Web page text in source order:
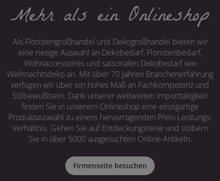
Mehr als ein Onlineshop
Als Floristengroßhandel und Dekogroßhandel bieten wir
eine riesige Auswahl an Dekobedarf, Floristenbedarf,
Wohnaccessoires und saisonalen Dekobedarf wie
Weihnachtsdeko an. Mit über 70 Jahren Branchenerfahrung
verfügen wir über ein hohes Maß an Fachkompetenz und
Stilbewußtsein. Dank unserer weltweiten Importtätigkeit
finden Sie in unserem Onlineshop eine einzigartige
Produktauswahl zu einem hervorragenden Preis-Leistungs-
Verhältnis. Gehen Sie auf Entdeckungsreise und stöbern
Sie in über 5000 ausgesuchten Online-Artikeln.
Firmenseite besuchen